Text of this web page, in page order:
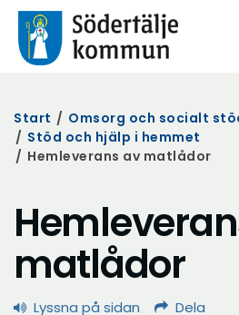
Start / Omsorg och socialt
/ Stöd och hjälp i hemmet
/ Hemleverans av matlådor
matlådor
Lyssna på sidan Dela